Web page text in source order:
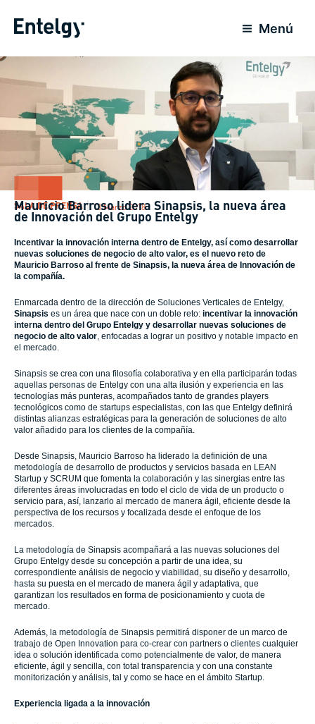
Menú
SALA DE PRENSA 13 Marzo 2018
Mauricio Barroso lidera Sinapsis, la nueva área
de Innovación del Grupo Entelgy
Incentivar la innovación interna dentro de Entelgy, así como desarrollar
nuevas soluciones de negocio de alto valor, es el nuevo reto de
Mauricio Barroso al frente de Sinapsis, la nueva área de Innovación de
la compañía.
Enmarcada dentro de la dirección de Soluciones Verticales de Entelgy,
Sinapsis es un área que nace con un doble reto: incentivar la innovación
interna dentro del Grupo Entelgy y desarrollar nuevas soluciones de
negocio de alto valor, enfocadas a lograr un positivo y notable impacto en
el mercado.
Sinapsis se crea con una filosofía colaborativa y en ella participarán todas
aquellas personas de Entelgy con una alta ilusión y experiencia en las
tecnologías más punteras, acompañados tanto de grandes players
tecnológicos como de startups especialistas, con las que Entelgy definirá
distintas alianzas estratégicas para la generación de soluciones de alto
valor añadido para los clientes de la compañía.
Desde Sinapsis, Mauricio Barroso ha liderado la definición de una
metodología de desarrollo de productos y servicios basada en LEAN
Startup y SCRUM que fomenta la colaboración y las sinergias entre las
diferentes áreas involucradas en todo el ciclo de vida de un producto o
servicio para, así, lanzarlo al mercado de manera ágil, eficiente desde la
perspectiva de los recursos y focalizada desde el enfoque de los
mercados.
La metodología de Sinapsis acompañará a las nuevas soluciones del
Grupo Entelgy desde su concepción a partir de una idea, su
correspondiente análisis de negocio y viabilidad, su diseño y desarrollo,
hasta su puesta en el mercado de manera ágil y adaptativa, que
garantizan los resultados en forma de posicionamiento y cuota de
mercado.
Además, la metodología de Sinapsis permitirá disponer de un marco de
trabajo de Open Innovation para co-crear con partners o clientes cualquier
idea o solución identificada como potencialmente de valor, de manera
eficiente, ágil y sencilla, con total transparencia y con una constante
monitorización y análisis, tal y como se hace en el ámbito Startup.
Experiencia ligada a la innovación